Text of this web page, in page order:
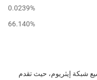
0.0239%
66.140%
شبكة إيثريوم، حيث تقدم